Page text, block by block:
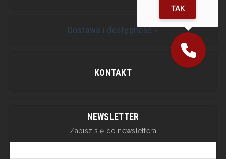
Dostawa i dostępność
KONTAKT
NEWSLETTER
Zapisz się do newslettera
TAK